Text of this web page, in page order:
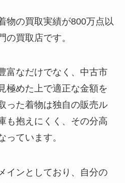
物の買取実績が800万点以
の買取店です。
富なだけでなく、中古市
極めた上で適正な金額を
った着物は独自の販売ル
も抱えにくく、その分高
っています。
インとしており、自分の